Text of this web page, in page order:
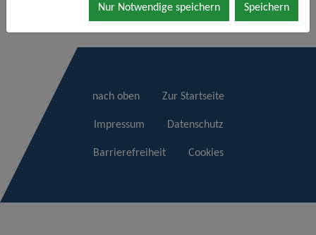
Nur Notwendige speichern Speichern
nach oben Zur Startseite
Impressum Datenschutz
Barrierefreiheit Cookies